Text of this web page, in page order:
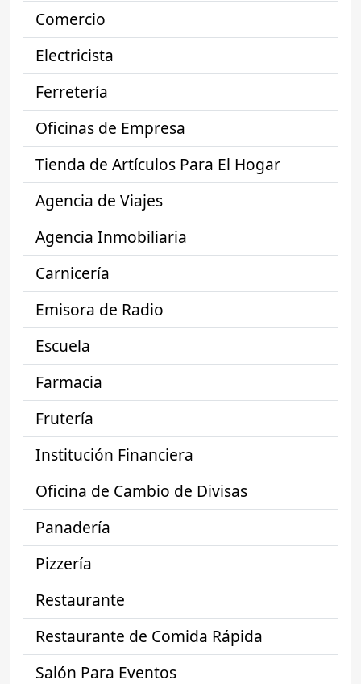
Comercio
Electricista
Ferretería
Oficinas de Empresa
Tienda de Artículos Para El Hogar
Agencia de Viajes
Agencia Inmobiliaria
Carnicería
Emisora de Radio
Escuela
Farmacia
Frutería
Institución Financiera
Oficina de Cambio de Divisas
Panadería
Pizzería
Restaurante
Restaurante de Comida Rápida
Salón Para Eventos